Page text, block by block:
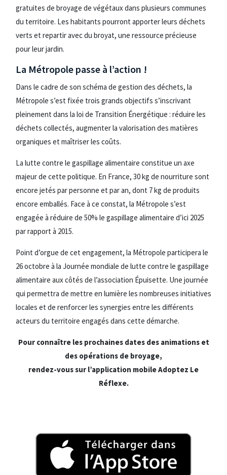
gratuites de broyage de végétaux dans plusieurs communes
du territoire. Les habitants pourront apporter leurs déchets
verts et repartir avec du broyat, une ressource précieuse
pour leur jardin.
La Métropole passe à l’action !
Dans le cadre de son schéma de gestion des déchets, la
Métropole s’est fixée trois grands objectifs s’inscrivant
pleinement dans la loi de Transition Énergétique : réduire les
déchets collectés, augmenter la valorisation des matières
organiques et maîtriser les coûts.
La lutte contre le gaspillage alimentaire constitue un axe
majeur de cette politique. En France, 30 kg de nourriture sont
encore jetés par personne et par an, dont 7 kg de produits
encore emballés. Face à ce constat, la Métropole s’est
engagée à réduire de 50% le gaspillage alimentaire d’ici 2025
par rapport à 2015.
Point d’orgue de cet engagement, la Métropole participera le
26 octobre à la Journée mondiale de lutte contre le gaspillage
alimentaire aux côtés de l’association Épuisette. Une journée
qui permettra de mettre en lumière les nombreuses initiatives
locales et de renforcer les synergies entre les différents
acteurs du territoire engagés dans cette démarche.
Pour connaître les prochaines dates des animations et
des opérations de broyage,
rendez-vous sur l’application mobile Adoptez Le
Réflexe.